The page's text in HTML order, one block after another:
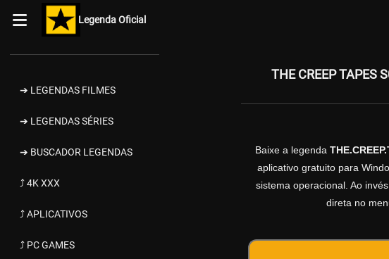
Legenda Oficial
➔ LEGENDAS FILMES
➔ LEGENDAS SÉRIES
➔ BUSCADOR LEGENDAS
⤴ 4K XXX
⤴ APLICATIVOS
⤴ PC GAMES
THE CREEP TAPES
Baixe a legenda
aplicativo gratuito para
sistema operacional. Ao
direta no